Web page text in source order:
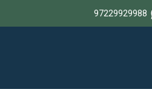
97229929988